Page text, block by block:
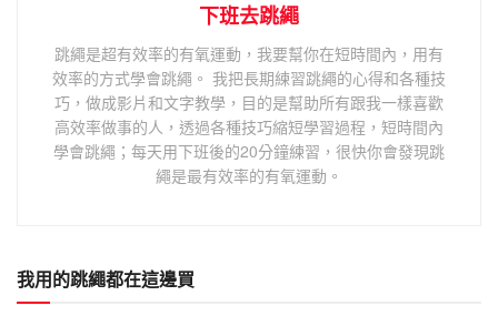
下班去跳繩
跳繩是超有效率的有氧運動，我要幫你在短時間內，用有
效率的方式學會跳繩。 我把長期練習跳繩的心得和各種技
巧，做成影片和文字教學，目的是幫助所有跟我一樣喜歡
高效率做事的人，透過各種技巧縮短學習過程，短時間內
學會跳繩；每天用下班後的20分鐘練習，很快你會發現跳
繩是最有效率的有氧運動。
我用的跳繩都在這邊買